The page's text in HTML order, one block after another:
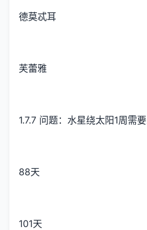
德莫忒耳
芙蕾雅
1.7.7 问题：水星绕太阳1周需
88天
101天